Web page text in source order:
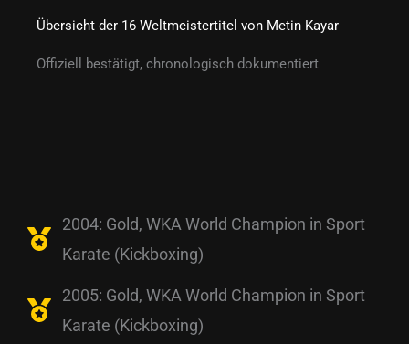
Übersicht der 16 Weltmeistertitel von Metin Kayar
Offiziell bestätigt, chronologisch dokumentiert
2004: Gold, WKA World Champion in Sport
Karate (Kickboxing)
2005: Gold, WKA World Champion in Sport
Karate (Kickboxing)